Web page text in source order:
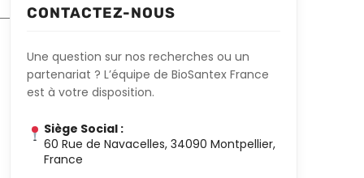
CONTACTEZ-NOUS
Une question sur nos recherches ou un
partenariat ? L’équipe de BioSantex France
est à votre disposition.
Siège Social :
60 Rue de Navacelles, 34090 Montpellier,
France